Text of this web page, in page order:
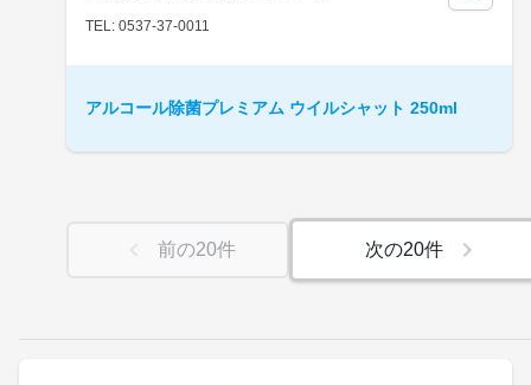
TEL: 0537-37-0011
アルコール除菌プレミアム ウイルシャット 250ml
前の20件 次の20件